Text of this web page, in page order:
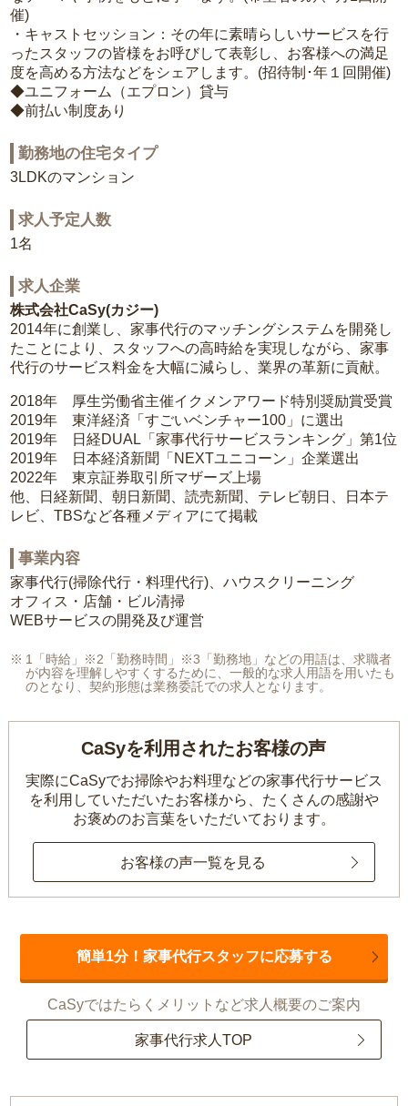
催)
・キャストセッション：その年に素晴らしいサービスを行
ったスタッフの皆様をお呼びして表彰し、お客様への満足
度を高める方法などをシェアします。(招待制･年１回開催)
◆ユニフォーム（エプロン）貸与
◆前払い制度あり
勤務地の住宅タイプ
3LDKのマンション
求人予定人数
1名
求人企業
株式会社CaSy(カジー)
2014年に創業し、家事代行のマッチングシステムを開発し
たことにより、スタッフへの高時給を実現しながら、家事
代行のサービス料金を大幅に減らし、業界の革新に貢献。
2018年 厚生労働省主催イクメンアワード特別奨励賞受賞
2019年 東洋経済「すごいベンチャー100」に選出
2019年 日経DUAL「家事代行サービスランキング」第1位
2019年 日本経済新聞「NEXTユニコーン」企業選出
2022年 東京証券取引所マザーズ上場
他、日経新聞、朝日新聞、読売新聞、テレビ朝日、日本テ
レビ、TBSなど各種メディアにて掲載
事業内容
家事代行(掃除代行・料理代行)、ハウスクリーニング
オフィス・店舗・ビル清掃
WEBサービスの開発及び運営
1「時給」※2「勤務時間」※3「勤務地」などの用語は、求職者
が内容を理解しやすくするために、一般的な求人用語を用いたも
のとなり、契約形態は業務委託での求人となります。
CaSyを利用されたお客様の声
実際にCaSyでお掃除やお料理などの家事代行サービス
を利用していただいたお客様から、 たくさんの感謝や
お褒めのお言葉をいただいております。
お客様の声一覧を見る
簡単1分！家事代行スタッフに応募する
CaSyではたらくメリットなど求人概要のご案内
家事代行求人TOP